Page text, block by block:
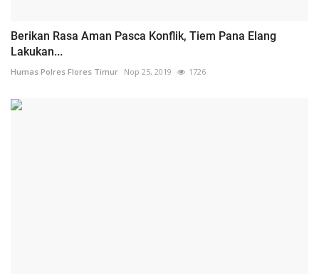
Berikan Rasa Aman Pasca Konflik, Tiem Pana Elang
Lakukan...
Humas Polres Flores Timur Nop 25, 2019 1726